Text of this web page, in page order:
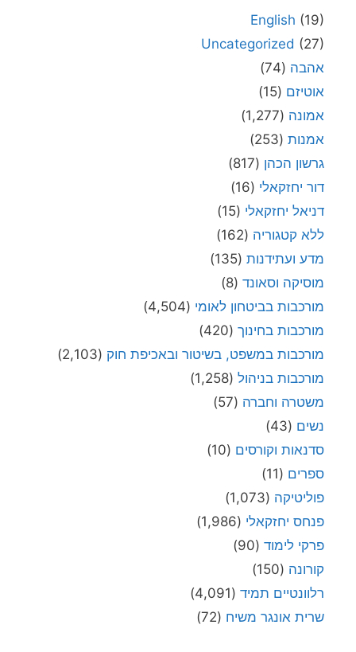
English (19)
Uncategorized (27)
אהבה (74)
אוטיזם (15)
אמונה (1,277)
אמנות (253)
גרשון הכהן (817)
דור יחזקאלי (16)
דניאל יחזקאלי (15)
ללא קטגוריה (162)
מדע ועתידנות (135)
מוסיקה וסאונד (8)
מורכבות בביטחון לאומי (4,504)
מורכבות בחינוך (420)
מורכבות במשפט, בשיטור ובאכיפת חוק (2,103)
מורכבות בניהול (1,258)
משטרה וחברה (57)
נשים (43)
סדנאות וקורסים (10)
ספרים (11)
פוליטיקה (1,073)
פנחס יחזקאלי (1,986)
פרקי לימוד (90)
קורונה (150)
רלוונטיים תמיד (4,091)
שרית אונגר משיח (72)